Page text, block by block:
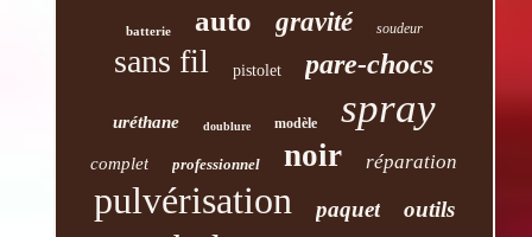
batterie auto gravité soudeur
sans fil pistolet pare-chocs
uréthane doublure modèle spray
complet professionnel noir réparation
pulvérisation paquet outils